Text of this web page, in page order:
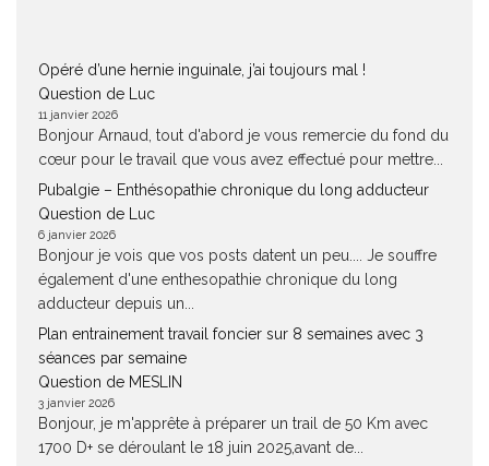
Opéré d’une hernie inguinale, j’ai toujours mal !
Question de Luc
11 janvier 2026
Bonjour Arnaud, tout d'abord je vous remercie du fond du
cœur pour le travail que vous avez effectué pour mettre...
Pubalgie – Enthésopathie chronique du long adducteur
Question de Luc
6 janvier 2026
Bonjour je vois que vos posts datent un peu.... Je souffre
également d'une enthesopathie chronique du long
adducteur depuis un...
Plan entrainement travail foncier sur 8 semaines avec 3
séances par semaine
Question de MESLIN
3 janvier 2026
Bonjour, je m'apprête à préparer un trail de 50 Km avec
1700 D+ se déroulant le 18 juin 2025,avant de...